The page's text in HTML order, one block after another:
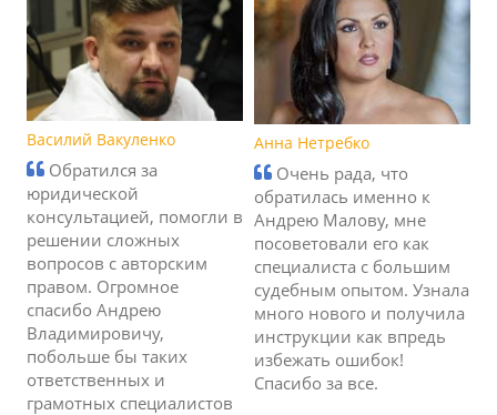
Василий Вакуленко
Обратился за
юридической
консультацией, помогли в
решении сложных
вопросов с авторским
правом. Огромное
спасибо Андрею
Владимировичу,
побольше бы таких
ответственных и
грамотных специалистов
Анна Нетребко
Очень рада, что
обратилась именно к
Андрею Малову, мне
посоветовали его как
специалиста с большим
судебным опытом. Узнала
много нового и получила
инструкции как впредь
избежать ошибок!
Спасибо за все.